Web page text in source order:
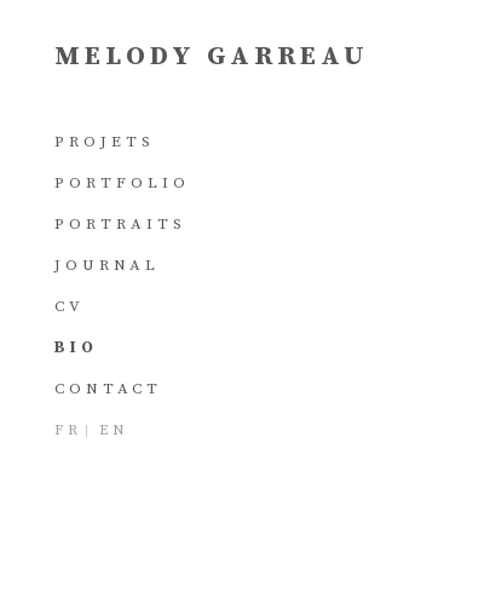
MELODY GARREAU
PROJETS
PORTFOLIO
PORTRAITS
JOURNAL
CV
BIO
CONTACT